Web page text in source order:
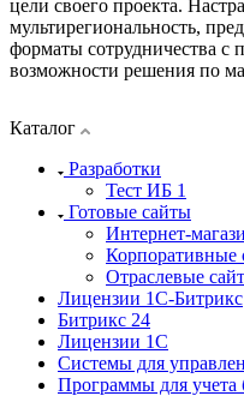
цели своего проекта.
мультирегиональность,
форматы сотрудничества с
возможности решения по
Каталог
Разработки
Тест ИБ 1
Готовые сайты
Интернет-
Корпоративные
Отраслевые
Лицензии 1С-Битрикс
Битрикс 24
Лицензии 1С
Системы для
Программы для учета